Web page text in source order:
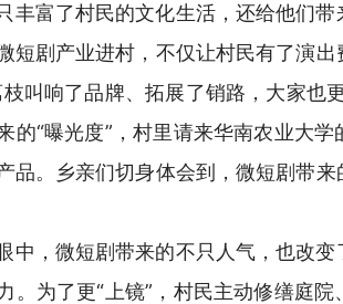
丰富了村民的文化生活，还给他们
短剧产业进村，不仅让村民有了演
叫响了品牌、拓展了销路，大家也
的“曝光度”，村里请来华南农业大
品。乡亲们切身体会到，微短剧带
中，微短剧带来的不只人气，也改
。为了更“上镜”，村民主动修缮庭